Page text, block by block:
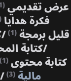
عرض تقديمي(1)
فكرة هدايا(1)
قليل برمجة(1)
/
/كتابة
كتابة محتوى(1)
مالية(3)
/